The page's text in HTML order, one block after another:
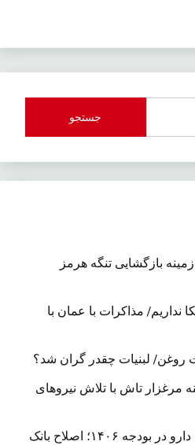
بازگشایی تنگه هرمز
نداریم/ مذاکرات با عمان با
دهنه مرغزار تاش با تلاش نیروهای
تسویه بدهی‌های صنعت دارو در بودجه ۱۴۰۶؛ اصلاح بانک